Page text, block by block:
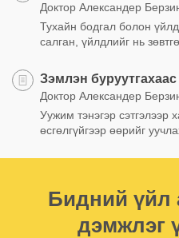
Доктор Александер
Тухайн бодгал болон
салган, үйлдлийг нь
Зэмлэн буруутгахаас
Доктор Александер
Уужим тэнэгэр сэтгэлээр
өсгөлгүйгээр өөрийг
Бидний үйл
дэмжлэг